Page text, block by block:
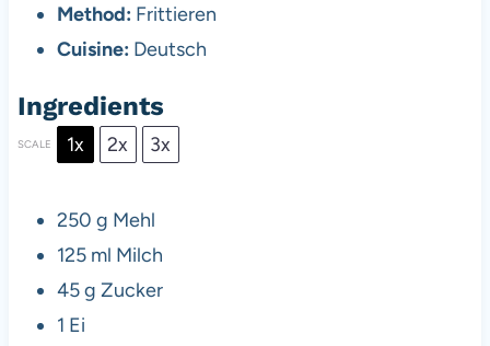
Method: Frittieren
Cuisine: Deutsch
Ingredients
SCALE 1x 2x 3x
250 g Mehl
125ml Milch
45 g Zucker
1 Ei